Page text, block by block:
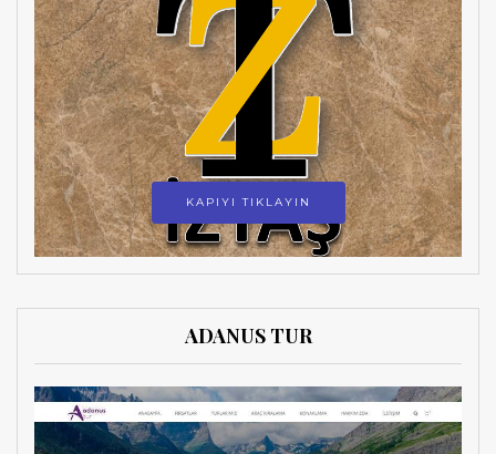
KAPIYI TIKLAYIN
ADANUS TUR